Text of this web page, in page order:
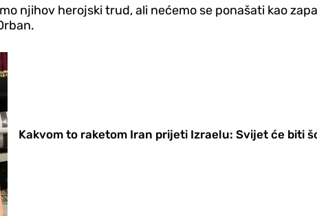
njihov herojski trud, ali nećemo se ponašati kao
Kakvom to raketom Iran prijeti Izraelu: Svijet će biti